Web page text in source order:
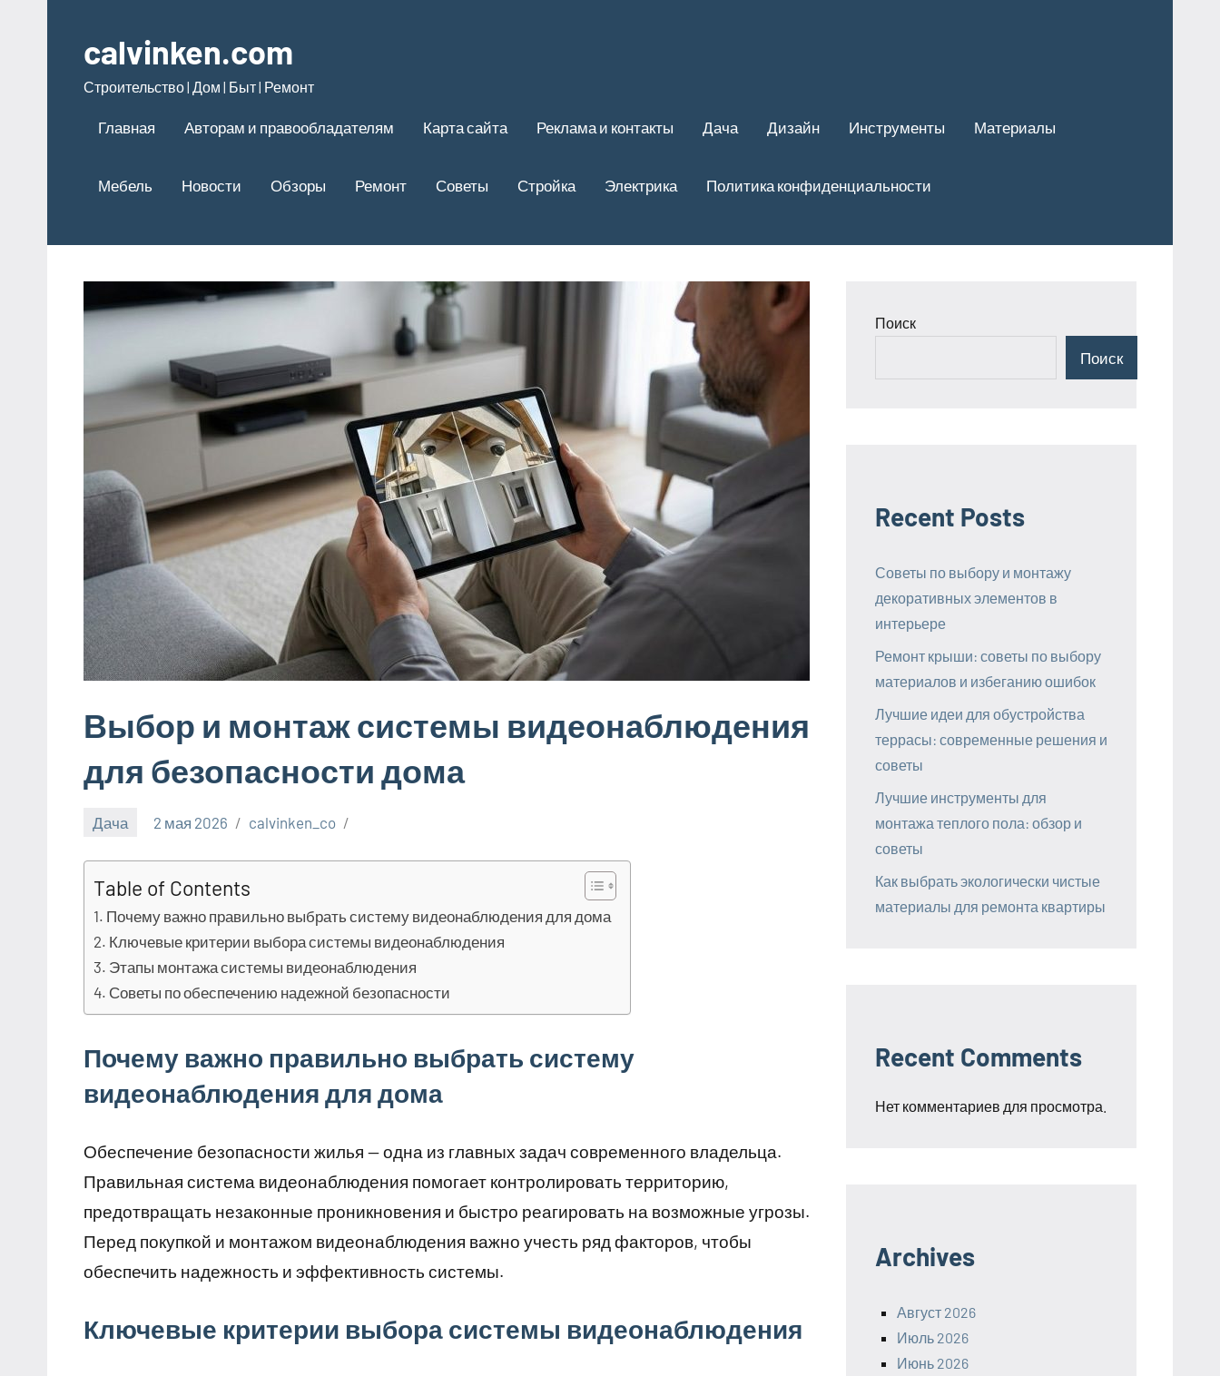
содержимому
calvinken.com
Строительство | Дом | Быт | Ремонт
Главная Авторам и правообладателям Карта сайта Реклама и контакты Дача Дизайн Инструменты Материалы
Мебель Новости Обзоры Ремонт Советы Стройка Электрика Политика конфиденциальности
Выбор и монтаж системы видеонаблюдения
для безопасности дома
Дача 2 мая 2026 calvinken_co
Table of Contents
Почему важно правильно выбрать систему видеонаблюдения для дома
Ключевые критерии выбора системы видеонаблюдения
Этапы монтажа системы видеонаблюдения
Советы по обеспечению надежной безопасности
Почему важно правильно выбрать систему
видеонаблюдения для дома
Обеспечение безопасности жилья — одна из главных задач современного владельца.
Правильная система видеонаблюдения помогает контролировать территорию,
предотвращать незаконные проникновения и быстро реагировать на возможные угрозы.
Перед покупкой и монтажом видеонаблюдения важно учесть ряд факторов, чтобы
обеспечить надежность и эффективность системы.
Ключевые критерии выбора системы видеонаблюдения
Поиск
Поиск
Recent Posts
Советы по выбору и монтажу
декоративных элементов в
интерьере
Ремонт крыши: советы по выбору
материалов и избеганию ошибок
Лучшие идеи для обустройства
террасы: современные решения и
советы
Лучшие инструменты для
монтажа теплого пола: обзор и
советы
Как выбрать экологически чистые
материалы для ремонта квартиры
Recent Comments
Нет комментариев для просмотра.
Archives
Август 2026
Июль 2026
Июнь 2026